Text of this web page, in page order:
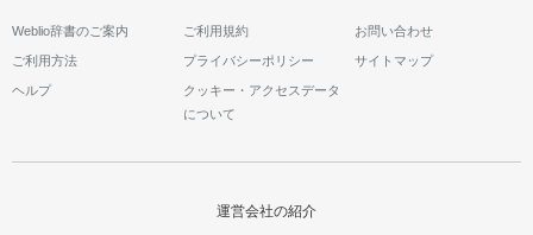
Weblio辞書のご案内 ご利用規約 お問い合わせ
ご利用方法 プライバシーポリシー サイトマップ
ヘルプ
クッキー・アクセスデータ
について
運営会社の紹介